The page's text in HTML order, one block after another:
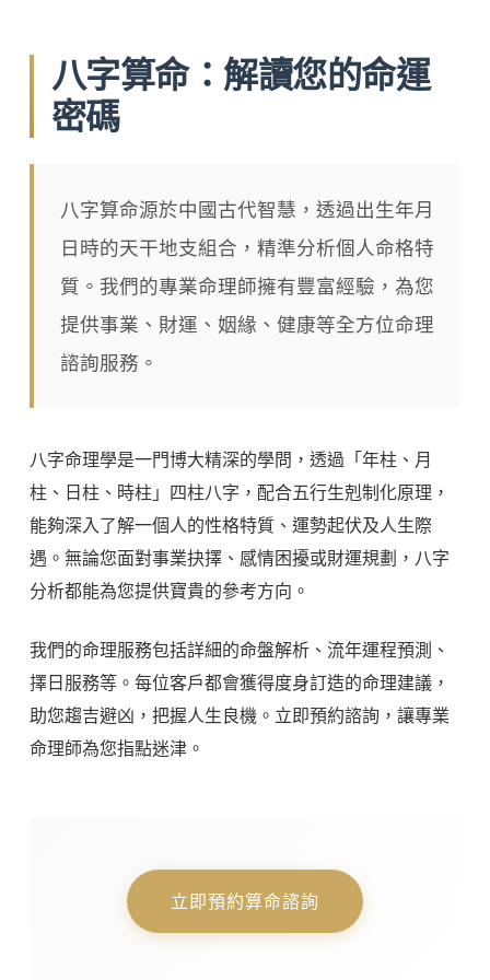
八字算命：解讀您的命運
密碼
八字算命源於中國古代智慧，透過出生年月
日時的天干地支組合，精準分析個人命格特
質。我們的專業命理師擁有豐富經驗，為您
提供事業、財運、姻緣、健康等全方位命理
諮詢服務。
八字命理學是一門博大精深的學問，透過「年柱、月
柱、日柱、時柱」四柱八字，配合五行生剋制化原理，
能夠深入了解一個人的性格特質、運勢起伏及人生際
遇。無論您面對事業抉擇、感情困擾或財運規劃，八字
分析都能為您提供寶貴的參考方向。
我們的命理服務包括詳細的命盤解析、流年運程預測、
擇日服務等。每位客戶都會獲得度身訂造的命理建議，
助您趨吉避凶，把握人生良機。立即預約諮詢，讓專業
命理師為您指點迷津。
立即預約算命諮詢